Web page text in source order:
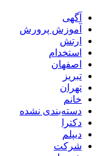
آگهی
آموزش پرورش
ارتش
استخدام
اصفهان
تبریز
تهران
خانم
دسته‌بندی نشده
دکترا
دیپلم
شرکت